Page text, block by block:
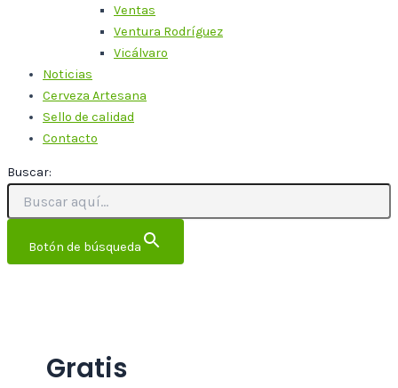
Ventas
Ventura Rodríguez
Vicálvaro
Noticias
Cerveza Artesana
Sello de calidad
Contacto
Buscar:
Botón de búsqueda
Gratis